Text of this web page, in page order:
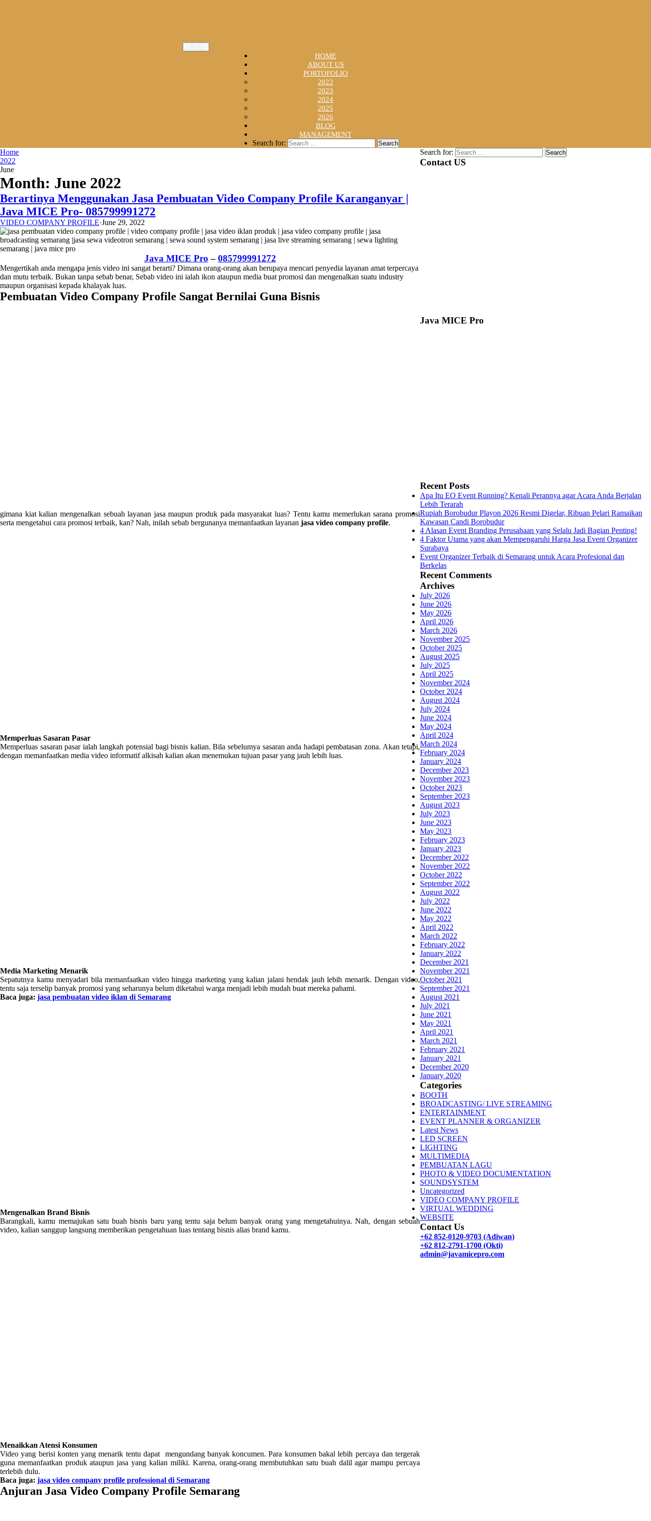
HOME
ABOUT US
PORTOFOLIO
2022
2023
2024
2025
2026
BLOG
MANAGEMENT
Search for:
Home
2022
June
Month: June 2022
Berartinya Menggunakan Jasa Pembuatan Video Company Profile Karanganyar |
Java MICE Pro- 085799991272
VIDEO COMPANY PROFILE·June 29, 2022
Java MICE Pro – 085799991272
Mengertikah anda mengapa jenis video ini sangat berarti? Dimana orang-orang akan berupaya mencari penyedia layanan amat terpercaya
dan mutu terbaik. Bukan tanpa sebab benar, Sebab video ini ialah ikon ataupun media buat promosi dan mengenalkan suatu industry
maupun organisasi kepada khalayak luas.
Pembuatan Video Company Profile Sangat Bernilai Guna Bisnis
gimana kiat kalian mengenalkan sebuah layanan jasa maupun produk pada masyarakat luas? Tentu kamu memerlukan sarana promosi
serta mengetahui cara promosi terbaik, kan? Nah, inilah sebab bergunanya memanfaatkan layanan jasa video company profile.
Memperluas Sasaran Pasar
Memperluas sasaran pasar ialah langkah potensial bagi bisnis kalian. Bila sebelumya sasaran anda hadapi pembatasan zona. Akan tetapi,
dengan memanfaatkan media video informatif alkisah kalian akan menemukan tujuan pasar yang jauh lebih luas.
Media Marketing Menarik
Sepatutnya kamu menyadari bila memanfaatkan video hingga marketing yang kalian jalani hendak jauh lebih menarik. Dengan video,
tentu saja terselip banyak promosi yang seharunya belum diketahui warga menjadi lebih mudah buat mereka pahami.
Baca juga: jasa pembuatan video iklan di Semarang
Mengenalkan Brand Bisnis
Barangkali, kamu memajukan satu buah bisnis baru yang tentu saja belum banyak orang yang mengetahuinya. Nah, dengan sebuah
video, kalian sanggup langsung memberikan pengetahuan luas tentang bisnis alias brand kamu.
Menaikkan Atensi Konsumen
Video yang berisi konten yang menarik tentu dapat mengundang banyak koncumen. Para konsumen bakal lebih percaya dan tergerak
guna memanfaatkan produk ataupun jasa yang kalian miliki. Karena, orang-orang membutuhkan satu buah dalil agar mampu percaya
terlebih dulu.
Baca juga: jasa video company profile professional di Semarang
Anjuran Jasa Video Company Profile Semarang
Search for:
Contact US
Java MICE Pro
Recent Posts
Apa Itu EO Event Running? Kenali Perannya agar Acara Anda Berjalan
Lebih Terarah
Rupiah Borobudur Playon 2026 Resmi Digelar, Ribuan Pelari Ramaikan
Kawasan Candi Borobudur
4 Alasan Event Branding Perusahaan yang Selalu Jadi Bagian Penting!
4 Faktor Utama yang akan Mempengaruhi Harga Jasa Event Organizer
Surabaya
Event Organizer Terbaik di Semarang untuk Acara Profesional dan
Berkelas
Recent Comments
Archives
July 2026
June 2026
May 2026
April 2026
March 2026
November 2025
October 2025
August 2025
July 2025
April 2025
November 2024
October 2024
August 2024
July 2024
June 2024
May 2024
April 2024
March 2024
February 2024
January 2024
December 2023
November 2023
October 2023
September 2023
August 2023
July 2023
June 2023
May 2023
February 2023
January 2023
December 2022
November 2022
October 2022
September 2022
August 2022
July 2022
June 2022
May 2022
April 2022
March 2022
February 2022
January 2022
December 2021
November 2021
October 2021
September 2021
August 2021
July 2021
June 2021
May 2021
April 2021
March 2021
February 2021
January 2021
December 2020
January 2020
Categories
BOOTH
BROADCASTING/ LIVE STREAMING
ENTERTAINMENT
EVENT PLANNER & ORGANIZER
Latest News
LED SCREEN
LIGHTING
MULTIMEDIA
PEMBUATAN LAGU
PHOTO & VIDEO DOCUMENTATION
SOUNDSYSTEM
Uncategorized
VIDEO COMPANY PROFILE
VIRTUAL WEDDING
WEBSITE
Contact Us
+62 852-0120-9703 (Adiwan)
+62 812-2791-1700 (Okti)
admin@javamicepro.com